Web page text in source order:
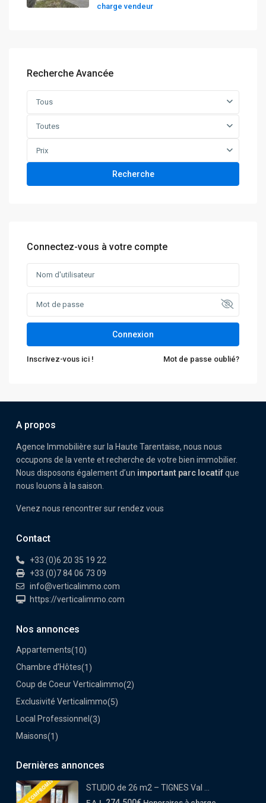
charge vendeur
Recherche Avancée
Tous
Toutes
Prix
Recherche
Connectez-vous à votre compte
Connexion
Inscrivez-vous ici ! Mot de passe oublié?
A propos
Agence Immobilière sur la Haute Tarentaise, nous nous
occupons de la vente et recherche de votre bien immobilier.
Nous disposons également d’un important parc locatifque
nous louons à la saison.
Venez nous rencontrer sur rendez vous
Contact
+33 (0)6 20 35 19 22
+33 (0)7 84 06 73 09
info@verticalimmo.com
https://verticalimmo.com
Nos annonces
Appartements(10)
Chambre d’Hôtes(1)
Coup de Coeur Verticalimmo(2)
Exclusivité Verticalimmo(5)
Local Professionnel (3)
Maisons(1)
Dernières annonces
STUDIO de 26 m2 – TIGNES Val ...